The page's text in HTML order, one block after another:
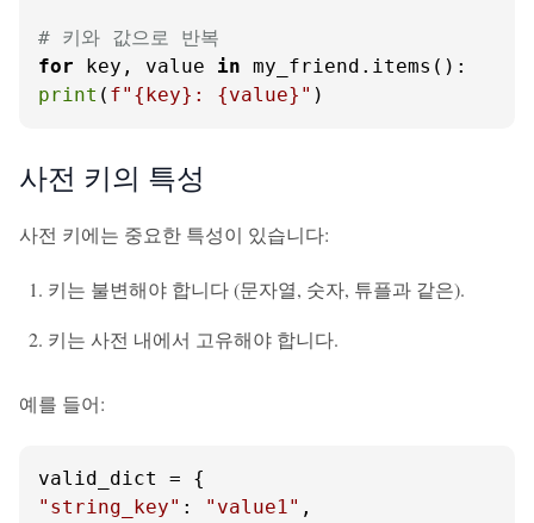
# 키와 값으로 반복
for key, value in
print ( f" {key} : {value} " )
사전 키의 특성
사전 키에는 중요한 특성이 있습니다:
키는 불변해야 합니다 (문자열, 숫자, 튜플과 같은).
키는 사전 내에서 고유해야 합니다.
예를 들어:
"string_key" : "value1"